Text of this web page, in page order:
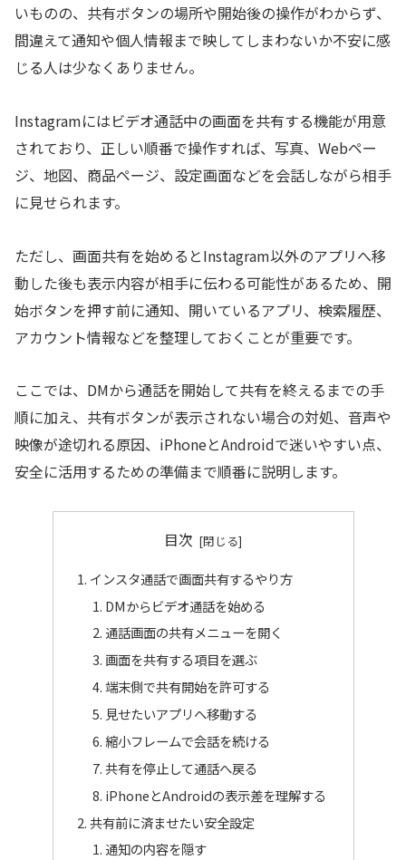
いものの、共有ボタンの場所や開始後の操作がわからず、
間違えて通知や個人情報まで映してしまわないか不安に感
じる人は少なくありません。
Instagramにはビデオ通話中の画面を共有する機能が用意
されており、正しい順番で操作すれば、写真、Webペー
ジ、地図、商品ページ、設定画面などを会話しながら相手
に見せられます。
ただし、画面共有を始めるとInstagram以外のアプリへ移
動した後も表示内容が相手に伝わる可能性があるため、開
始ボタンを押す前に通知、開いているアプリ、検索履歴、
アカウント情報などを整理しておくことが重要です。
ここでは、DMから通話を開始して共有を終えるまでの手
順に加え、共有ボタンが表示されない場合の対処、音声や
映像が途切れる原因、iPhoneとAndroidで迷いやすい点、
安全に活用するための準備まで順番に説明します。
目次
インスタ通話で画面共有するやり方
DMからビデオ通話を始める
通話画面の共有メニューを開く
画面を共有する項目を選ぶ
端末側で共有開始を許可する
見せたいアプリへ移動する
縮小フレームで会話を続ける
共有を停止して通話へ戻る
iPhoneとAndroidの表示差を理解する
共有前に済ませたい安全設定
通知の内容を隠す